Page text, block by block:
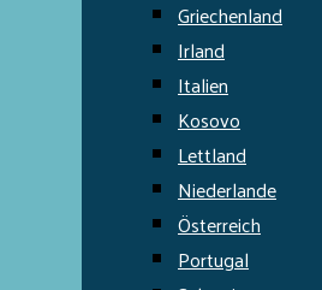
Griechenland
Irland
Italien
Kosovo
Lettland
Niederlande
Österreich
Portugal